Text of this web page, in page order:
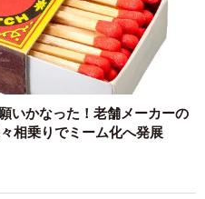
いかなった！老舗メーカーの
相乗りでミーム化へ発展